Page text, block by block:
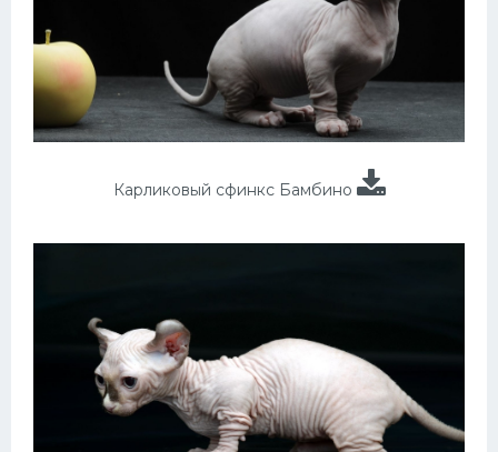
Карликовый сфинкс Бамбино